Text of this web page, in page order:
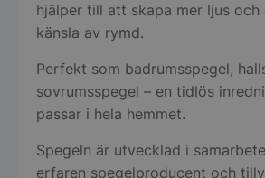
hjälper till att skapa mer ljus och
känsla av rymd.
Perfekt som badrumsspegel,
sovrumsspegel – en tidlös
passar i hela hemmet.
Spegeln är utvecklad i
erfaren spegelproducent och